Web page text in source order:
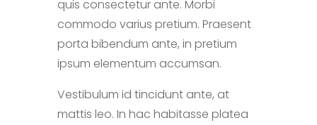
quis consectetur ante. Morbi
commodo varius pretium. Praesent
porta bibendum ante, in pretium
ipsum elementum accumsan.
Vestibulum id tincidunt ante, at
mattis leo. In hac habitasse platea